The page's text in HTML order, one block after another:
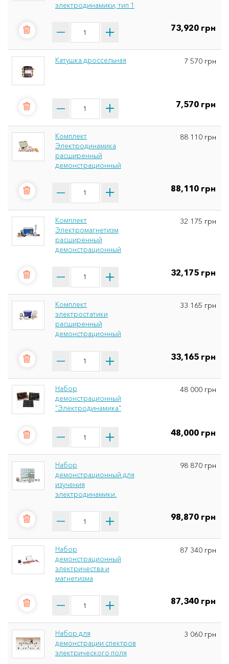
электродинамики, тип 1
73,920 грн
Катушка дроссельная 7 570 грн
7,570 грн
Комплект
Электродинамика
расширенный
демонстрационный
88 110 грн
88,110 грн
Комплект
Электромагнетизм
расширенный
демонстрационный
32 175 грн
32,175 грн
Комплект
электростатики
расширенный
демонстрационный
33 165 грн
33,165 грн
Набор
демонстрационный
"Электродинамика"
48 000 грн
48,000 грн
Набор
демонстрационный для
изучения
электродинамики.
98 870 грн
98,870 грн
Набор
демонстрационный
электричества и
магнетизма
87 340 грн
87,340 грн
Набор для
демонстрации спектров
электрического поля
3 060 грн